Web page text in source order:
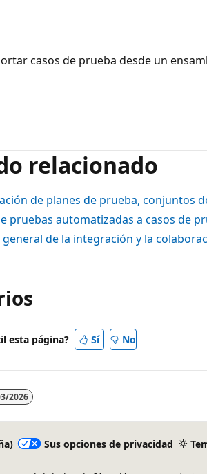
casos de prueba desde un
relacionado
de planes de prueba, conjuntos
pruebas automatizadas a casos de
de la integración y la
esta página? Sí No
2026
Sus opciones de privacidad